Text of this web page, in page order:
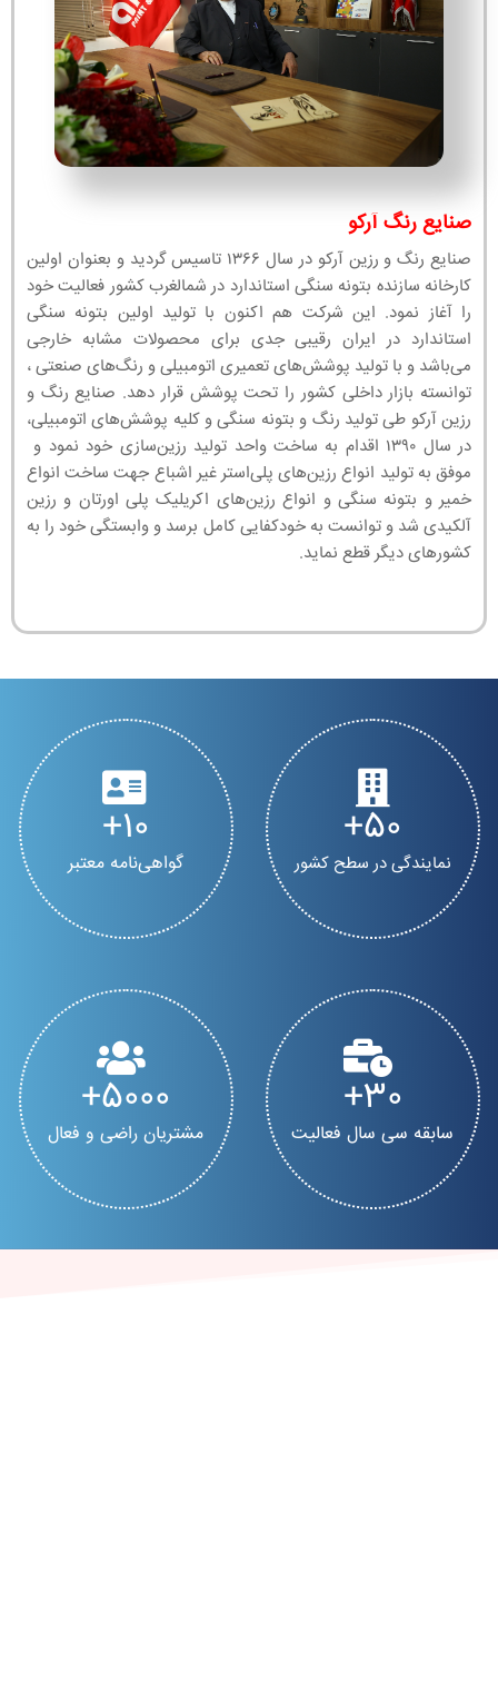
صنایع رنگ آرکو
صنایع رنگ و رزین آرکو در سال ۱۳۶۶ تاسیس گردید و بعنوان اولین
کارخانه سازنده بتونه سنگی استاندارد در شمالغرب کشور فعالیت خود
را آغاز نمود. این شرکت هم اکنون با تولید اولین بتونه سنگی
استاندارد در ایران رقیبی جدی برای محصولات مشابه خارجی
می‌باشد و با تولید پوشش‌های تعمیری اتومبیلی و رنگ‌های صنعتی ،
توانسته بازار داخلی کشور را تحت پوشش قرار دهد. صنایع رنگ و
رزین آرکو طی تولید رنگ و بتونه سنگی و کلیه پوشش‌های اتومبیلی،
در سال ۱۳۹۰ اقدام به ساخت واحد تولید رزین‌سازی خود نمود و
موفق به تولید انواع رزین‌های پلی‌استر غیر اشباع جهت ساخت انواع
خمیر و بتونه سنگی و انواع رزین‌های اکریلیک پلی اورتان و رزین
آلکیدی شد و توانست به خودکفایی کامل برسد و وابستگی خود را به
کشورهای دیگر قطع نماید.
50
نمایندگی در سطح کشور
10
گواهی‌نامه معتبر
30
سابقه سی سال فعالیت
5000
مشتریان راضی و فعال